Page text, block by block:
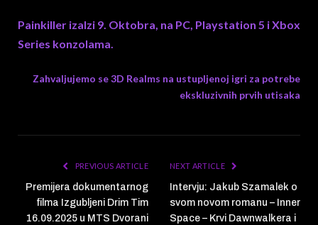
Painkiller izalzi 9. Oktobra, na PC, Playstation 5 i Xbox
Series konzolama.
Zahvaljujemo se 3D Realms na ustupljenoj igri za potrebe
ekskluzivnih prvih utisaka
PREVIOUS ARTICLE
Premijera dokumentarnog
filma Izgubljeni Drim Tim
16.09.2025 u MTS Dvorani
NEXT ARTICLE
Intervju: Jakub Szamalek o
svom novom romanu – Inner
Space – Krvi Dawnwalkera i